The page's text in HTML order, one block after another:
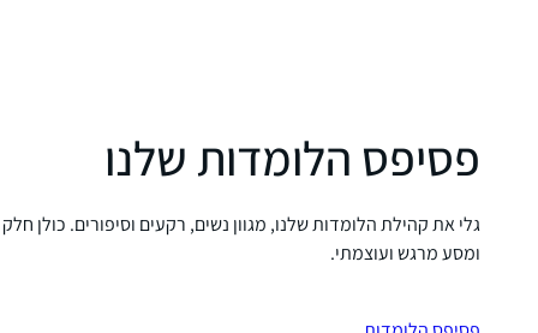
פסיפס הלומדות שלנו
גלי את קהילת הלומדות שלנו, מגוון נשים, רקעים וסיפורים. כולן
ומסע מרגש ועוצמתי.